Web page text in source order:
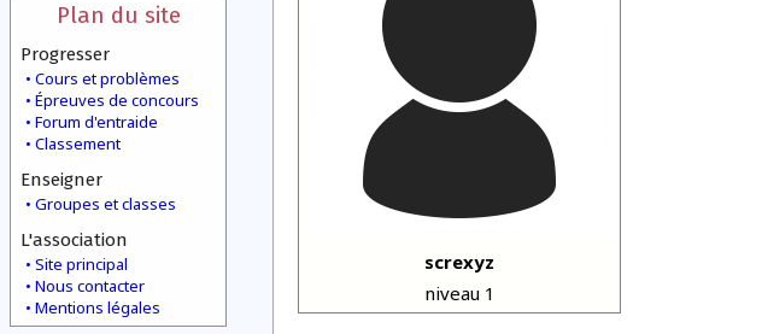
Plan du site
Progresser
Cours et problèmes
Épreuves de concours
Forum d'entraide
Classement
Enseigner
Groupes et classes
L'association
Site principal
Nous contacter
Mentions légales
screxyz
niveau 1